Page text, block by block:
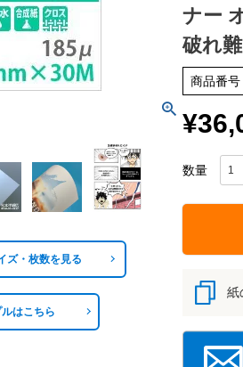
ズ・枚数を見る
はこちら
ナー
破れ
商品番号
¥
紙